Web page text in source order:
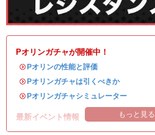
Pオリンガチャが開催中！
・Pオリンの性能と評価
・Pオリンガチャは引くべきか
・Pオリンガチャシミュレーター
最新イベント情報 もっと見る